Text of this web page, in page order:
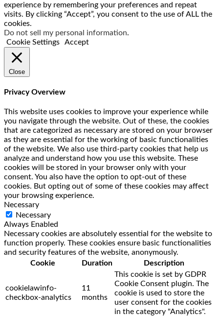
experience by remembering your preferences and repeat
visits. By clicking “Accept”, you consent to the use of ALL the
cookies.
Do not sell my personal information.
Cookie Settings
Accept
Close
Privacy Overview
This website uses cookies to improve your experience while
you navigate through the website. Out of these, the cookies
that are categorized as necessary are stored on your browser
as they are essential for the working of basic functionalities
of the website. We also use third-party cookies that help us
analyze and understand how you use this website. These
cookies will be stored in your browser only with your
consent. You also have the option to opt-out of these
cookies. But opting out of some of these cookies may affect
your browsing experience.
Necessary
Necessary
Always Enabled
Necessary cookies are absolutely essential for the website to
function properly. These cookies ensure basic functionalities
and security features of the website, anonymously.
Cookie
Duration Description
cookielawinfo-
checkbox-analytics
11
months
This cookie is set by GDPR
Cookie Consent plugin. The
cookie is used to store the
user consent for the cookies
in the category "Analytics".